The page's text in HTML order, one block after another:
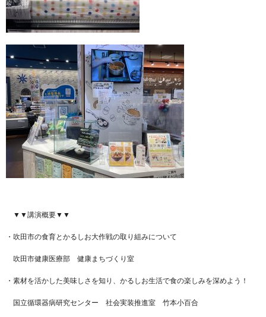
▼▼講演概要▼▼
・吹田市の食育とかるしお大作戦の取り組みについて
吹田市健康医療部 健康まちづくり室
・素材を活かした美味しさを知り、かるしお生活で食の楽しみを深めよう！
国立循環器病研究センター 社会実装推進室 竹本小百合